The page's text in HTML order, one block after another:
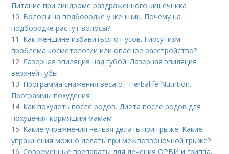
Питание при синдроме раздраженного кишечника
10. Волосы на подбородке у женщин. Почему на
подбородке растут волосы?
11. Как женщине избавиться от усов. Гирсутизм -
проблема косметологии или опасное расстройство?
12.Лазерная эпиляция над губой. Лазерная эпиляция
верхней губы
13. Программа снижения веса от Herbalife Nutrition.
Программы похудения
14. Как похудеть после родов. Диета после родов для
похудения кормящим мамам
15. Какие упражнения нельзя делать при грыже. Какие
упражнения можно делать при межпозвоночной грыже?
16.Современные препараты для лечения ОРВИ и гриппа.